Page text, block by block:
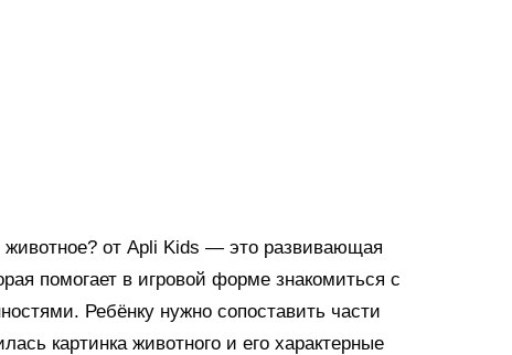
животное? от Apli Kids — это развивающая
помогает в игровой форме знакомиться с
Ребёнку нужно сопоставить части
картинка животного и его характерные